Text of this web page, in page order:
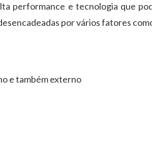
performance e tecnologia que
por vários fatores
e também externo